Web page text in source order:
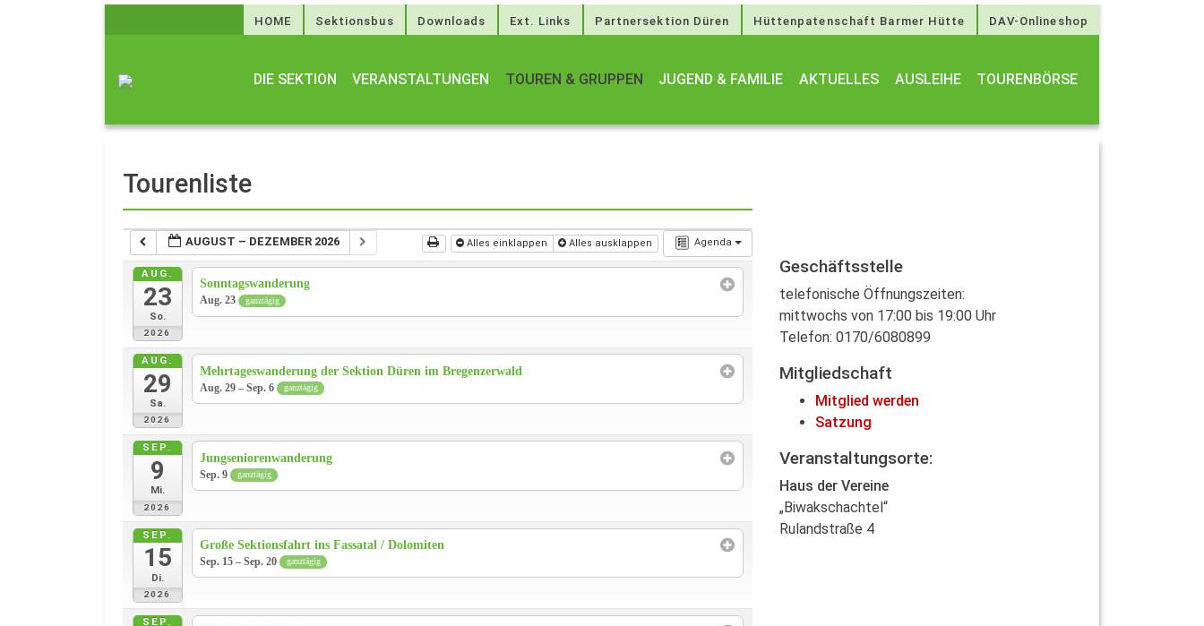
HOME Sektionsbus Downloads Ext. Links Partnersektion Düren Hüttenpatenschaft Barmer Hütte DAV-Onlineshop
DIE SEKTION VERANSTALTUNGEN TOUREN & GRUPPEN JUGEND & FAMILIE AKTUELLES AUSLEIHE TOURENBÖRSE
Tourenliste
Agenda
AUGUST – DEZEMBER 2026 Alles einklappen Alles ausklappen
AUG.
23
So.
2026
Sonntagswanderung
Aug. 23 ganztägig
AUG.
29
Sa.
2026
Mehrtageswanderung der Sektion Düren im Bregenzerwald
Aug. 29 – Sep. 6 ganztägig
SEP.
9
Mi.
2026
Jungseniorenwanderung
Sep. 9 ganztägig
SEP.
15
Di.
2026
Große Sektionsfahrt ins Fassatal / Dolomiten
Sep. 15 – Sep. 20 ganztägig
SEP.
Geschäftsstelle
telefonische Öffnungszeiten:
mittwochs von 17:00 bis 19:00 Uhr
Telefon: 0170/6080899
Mitgliedschaft
Mitglied werden
Satzung
Veranstaltungsorte:
Haus der Vereine
„Biwakschachtel“
Rulandstraße 4